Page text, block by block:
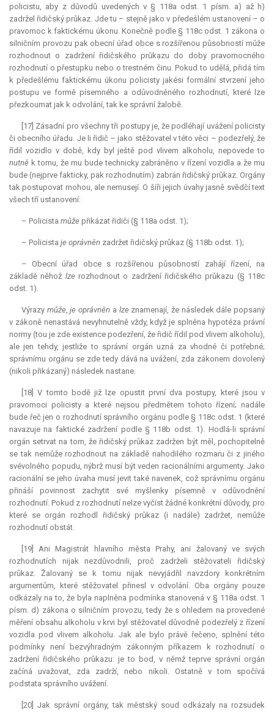
policistu, aby z důvodů uvedených v § 118a odst. 1 písm. a) až h)
zadržel řidičský průkaz. Jde tu – stejně jako v předešlém ustanovení – o
pravomoc k faktickému úkonu. Konečně podle § 118c odst. 1 zákona o
silničním provozu pak obecní úřad obce s rozšířenou působností může
rozhodnout o zadržení řidičského průkazu do doby pravomocného
rozhodnutí o přestupku nebo o trestném činu. Pokud to udělá, přidá tím
k předešlému faktickému úkonu policisty jakési formální stvrzení jeho
postupu ve formě písemného a odůvodněného rozhodnutí, které lze
přezkoumat jak k odvolání, tak ke správní žalobě.
[17] Zásadní pro všechny tři postupy je, že podléhají uvážení policisty
či obecního úřadu. Je li řidič – jako stěžovatel v této věci – podezřelý, že
řídil vozidlo v době, kdy byl ještě pod vlivem alkoholu, nepovede to
nutně k tomu, že mu bude technicky zabráněno v řízení vozidla a že mu
bude (nejprve fakticky, pak rozhodnutím) zabrán řidičský průkaz. Orgány
tak postupovat mohou, ale nemusejí. O šíři jejich úvahy jasně svědčí text
všech tří ustanovení:
– Policista může přikázat řidiči (§ 118a odst. 1);
– Policista je oprávněn zadržet řidičský průkaz (§ 118b odst. 1);
– Obecní úřad obce s rozšířenou působností zahájí řízení, na
základě něhož lzerozhodnout o zadržení řidičského průkazu (§ 118c
odst. 1).
Výrazy může,je oprávněn a lzeznamenají, že následek dále popsaný
v zákoně nenastává nevyhnutelně vždy, když je splněna hypotéza právní
normy (tou je zde existence podezření, že řidič řídil pod vlivem alkoholu),
ale jen tehdy, jestliže to správní orgán uzná za vhodné či potřebné;
správnímu orgánu se zde tedy dává na uvážení, zda zákonem dovolený
(nikoli přikázaný) následek nastane.
[18] V tomto bodě již lze opustit první dva postupy, které jsou v
pravomoci policisty a které nejsou předmětem tohoto řízení; nadále
bude řeč jen o rozhodnutí správního orgánu podle § 118c odst. 1 (které
navazuje na faktické zadržení podle § 118b odst. 1). Hodlá-li správní
orgán setrvat na tom, že řidičský průkaz zadržen být měl, pochopitelně
se tak nemůže rozhodnout na základě nahodilého rozmaru či z jiného
svévolného popudu, nýbrž musí být veden racionálními argumenty. Jako
racionální se jeho úvaha musí jevit také navenek, což správnímu orgánu
přináší povinnost zachytit své myšlenky písemně v odůvodnění
rozhodnutí. Pokud z rozhodnutí nelze vyčíst žádné konkrétní důvody, pro
které se orgán rozhodl řidičský průkaz (i nadále) zadržet, nemůže
rozhodnutí obstát.
[19] Ani Magistrát hlavního města Prahy, ani žalovaný ve svých
rozhodnutích nijak nezdůvodnili, proč zadrželi stěžovateli řidičský
průkaz. Žalovaný se k tomu nijak nevyjádřil navzdory konkrétním
argumentům, které stěžovatel přinesl v odvolání. Oba orgány pouze
odkázaly na to, že byla naplněna podmínka stanovená v § 118a odst. 1
písm. d) zákona o silničním provozu, tedy že s ohledem na provedené
měření obsahu alkoholu v krvi byl stěžovatel důvodně podezřelý z řízení
vozidla pod vlivem alkoholu. Jak ale bylo právě řečeno, splnění této
podmínky není bezvýhradným zákonným příkazem k rozhodnutí o
zadržení řidičského průkazu: je to bod, v němž teprve správní orgán
začíná uvažovat, zda zadrží, nebo nikoli. Ostatně v tom spočívá
podstata správního uvážení.
[20] Jak správní orgány, tak městský soud odkázaly na rozsudek